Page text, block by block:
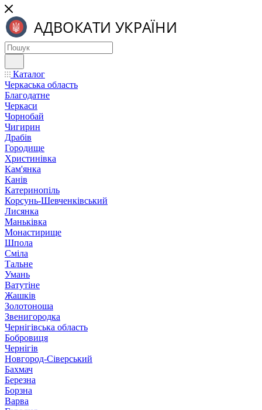
Каталог
Черкаська область
Благодатне
Черкаси
Чорнобай
Чигирин
Драбів
Городище
Христинівка
Кам'янка
Канів
Катеринопіль
Корсунь-Шевченківський
Лисянка
Маньківка
Монастирище
Шпола
Сміла
Тальне
Умань
Ватутіне
Жашків
Золотоноша
Звенигородка
Чернігівська область
Бобровиця
Чернігів
Новгород-Сіверський
Бахмач
Березна
Борзна
Варва